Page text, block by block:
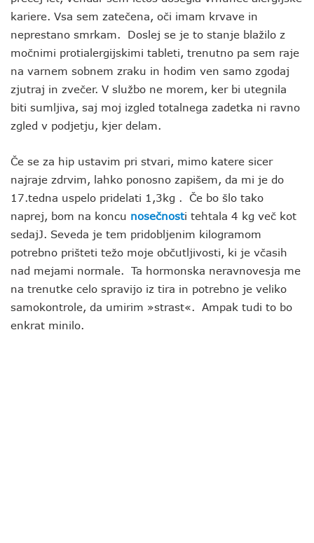
kariere. Vsa sem zatečena, oči imam krvave in
neprestano smrkam. Doslej se je to stanje blažilo z
močnimi protialergijskimi tableti, trenutno pa sem raje
na varnem sobnem zraku in hodim ven samo zgodaj
zjutraj in zvečer. V službo ne morem, ker bi utegnila
biti sumljiva, saj moj izgled totalnega zadetka ni ravno
zgled v podjetju, kjer delam.
Če se za hip ustavim pri stvari, mimo katere sicer
najraje zdrvim, lahko ponosno zapišem, da mi je do
17.tedna uspelo pridelati 1,3kg . Če bo šlo tako
naprej, bom na koncu nosečnosti tehtala 4 kg več kot
sedajJ. Seveda je tem pridobljenim kilogramom
potrebno prišteti težo moje občutljivosti, ki je včasih
nad mejami normale. Ta hormonska neravnovesja me
na trenutke celo spravijo iz tira in potrebno je veliko
samokontrole, da umirim »strast«. Ampak tudi to bo
enkrat minilo.